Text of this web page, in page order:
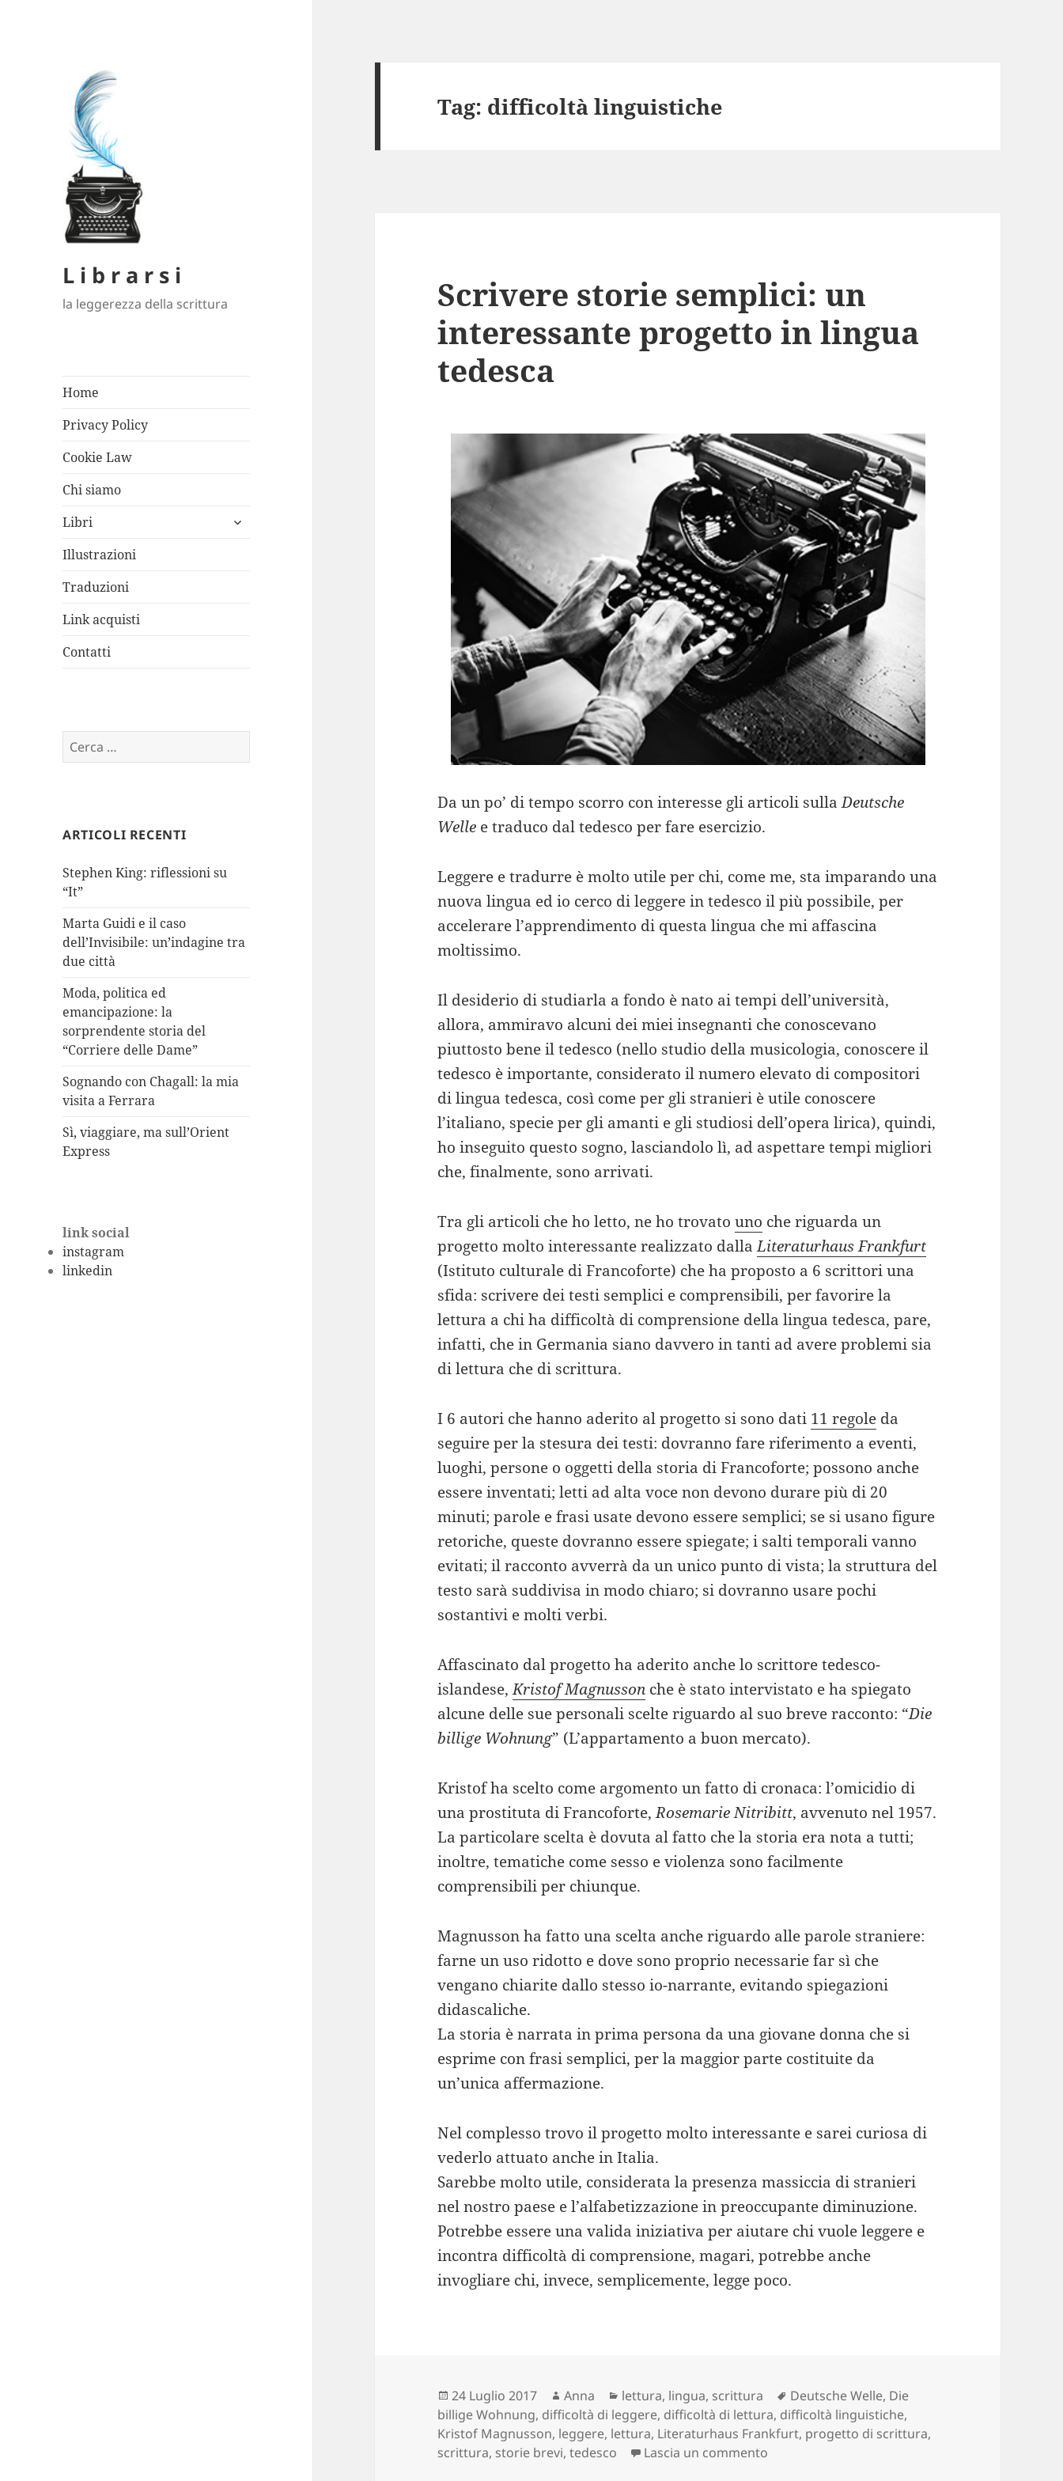
L i b r a r s i
la leggerezza della scrittura
Home
Privacy Policy
Cookie Law
Chi siamo
Libri
apri
Illustrazioni
Traduzioni
Link acquisti
Contatti
Ricerca
per:
ARTICOLI RECENTI
Stephen King: riflessioni su
“It”
Marta Guidi e il caso
dell’Invisibile: un’indagine tra
due città
Moda, politica ed
emancipazione: la
sorprendente storia del
“Corriere delle Dame”
Sognando con Chagall: la mia
visita a Ferrara
Sì, viaggiare, ma sull’Orient
Express
link social
instagram
linkedin
Tag: difficoltà linguistiche
Scrivere storie semplici: un
interessante progetto in lingua
tedesca
Da un po’ di tempo scorro con interesse gli articoli sullaDeutsche
Welle e traduco dal tedesco per fare esercizio.
Leggere e tradurre è molto utile per chi, come me, sta imparando una
nuova lingua ed io cerco di leggere in tedesco il più possibile, per
accelerare l’apprendimento di questa lingua che mi affascina
moltissimo.
Il desiderio di studiarla a fondo è nato ai tempi dell’università,
allora, ammiravo alcuni dei miei insegnanti che conoscevano
piuttosto bene il tedesco (nello studio della musicologia, conoscere il
tedesco è importante, considerato il numero elevato di compositori
di lingua tedesca, così come per gli stranieri è utile conoscere
l’italiano, specie per gli amanti e gli studiosi dell’opera lirica), quindi,
ho inseguito questo sogno, lasciandolo lì, ad aspettare tempi migliori
che, finalmente, sono arrivati.
Tra gli articoli che ho letto, ne ho trovatouno che riguarda un
progetto molto interessante realizzato dallaLiteraturhaus Frankfurt
(Istituto culturale di Francoforte) che ha proposto a 6 scrittori una
sfida: scrivere dei testi semplici e comprensibili, per favorire la
lettura a chi ha difficoltà di comprensione della lingua tedesca, pare,
infatti, che in Germania siano davvero in tanti ad avere problemi sia
di lettura che di scrittura.
I 6 autori che hanno aderito al progetto si sono dati 11 regole da
seguire per la stesura dei testi: dovranno fare riferimento a eventi,
luoghi, persone o oggetti della storia di Francoforte; possono anche
essere inventati; letti ad alta voce non devono durare più di 20
minuti; parole e frasi usate devono essere semplici; se si usano figure
retoriche, queste dovranno essere spiegate; i salti temporali vanno
evitati; il racconto avverrà da un unico punto di vista; la struttura del
testo sarà suddivisa in modo chiaro; si dovranno usare pochi
sostantivi e molti verbi.
Affascinato dal progetto ha aderito anche lo scrittore tedesco-
islandese,Kristof Magnusson che è stato intervistato e ha spiegato
alcune delle sue personali scelte riguardo al suo breve racconto: “Die
billige Wohnung” (L’appartamento a buon mercato).
Kristof ha scelto come argomento un fatto di cronaca: l’omicidio di
una prostituta di Francoforte,Rosemarie Nitribitt, avvenuto nel 1957.
La particolare scelta è dovuta al fatto che la storia era nota a tutti;
inoltre, tematiche come sesso e violenza sono facilmente
comprensibili per chiunque.
Magnusson ha fatto una scelta anche riguardo alle parole straniere:
farne un uso ridotto e dove sono proprio necessarie far sì che
vengano chiarite dallo stesso io-narrante, evitando spiegazioni
didascaliche.
La storia è narrata in prima persona da una giovane donna che si
esprime con frasi semplici, per la maggior parte costituite da
un’unica affermazione.
Nel complesso trovo il progetto molto interessante e sarei curiosa di
vederlo attuato anche in Italia.
Sarebbe molto utile, considerata la presenza massiccia di stranieri
nel nostro paese e l’alfabetizzazione in preoccupante diminuzione.
Potrebbe essere una valida iniziativa per aiutare chi vuole leggere e
incontra difficoltà di comprensione, magari, potrebbe anche
invogliare chi, invece, semplicemente, legge poco.
Scritto
il
24 Luglio 2017 Autore
Anna Categorie
lettura, lingua, scrittura Tag
Deutsche Welle, Die
billige Wohnung, difficoltà di leggere, difficoltà di lettura, difficoltà linguistiche,
Kristof Magnusson, leggere, lettura, Literaturhaus Frankfurt, progetto di scrittura,
scrittura, storie brevi,tedesco Lascia un commento